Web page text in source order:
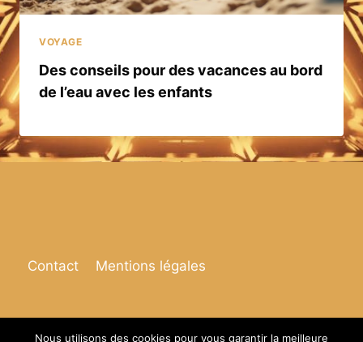
VOYAGE
Des conseils pour des vacances au bord
de l’eau avec les enfants
Contact Mentions légales
Nous utilisons des cookies pour vous garantir la meilleure